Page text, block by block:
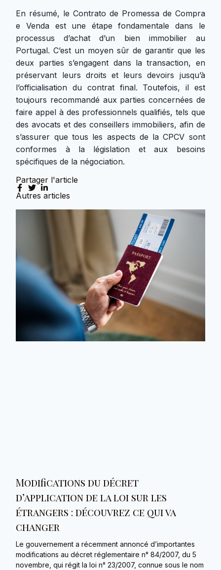
En résumé, le Contrato de Promessa de Compra
e Venda est une étape fondamentale dans le
processus d’achat d’un bien immobilier au
Portugal. C’est un moyen sûr de garantir que les
deux parties s’engagent dans la transaction, en
préservant leurs droits et leurs devoirs jusqu’à
l’officialisation du contrat final. Toutefois, il est
toujours recommandé aux parties concernées de
faire appel à des professionnels qualifiés, tels que
des avocats et des conseillers immobiliers, afin de
s’assurer que tous les aspects de la CPCV sont
conformes à la législation et aux besoins
spécifiques de la négociation.
Partager l'article
Autres articles
Modifications du décret
d’application de la loi sur les
étrangers : découvrez ce qui va
changer
Le gouvernement a récemment annoncé d’importantes
modifications au décret réglementaire n° 84/2007, du 5
novembre, qui régit la loi n° 23/2007, connue sous le nom